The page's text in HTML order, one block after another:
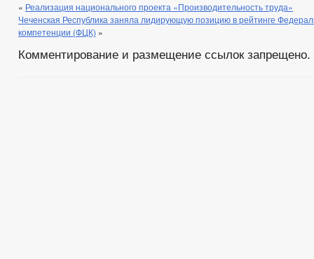
« Реализация национального проекта «Производительность труда»
Чеченская Республика заняла лидирующую позицию в рейтинге
компетенции (ФЦК) »
Комментирование и размещение ссылок запрещено.